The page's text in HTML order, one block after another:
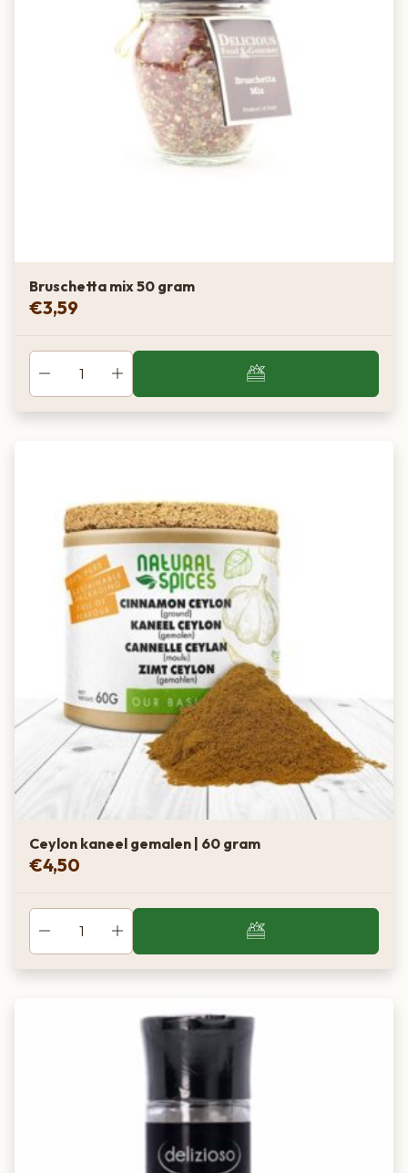
Koel, droog en donker bewaren, goed afgesloten
Met oregano gerist geef je jouw gerechten eenvoudig een
authentieke mediterrane smaak — puur, krachtig en
Bruschetta mix 50 gram
€3,59
Ceylon kaneel gemalen | 60 gram
€4,50